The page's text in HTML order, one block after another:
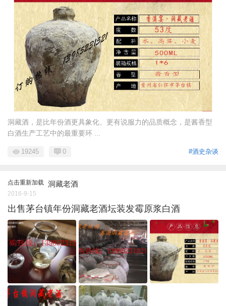
洞藏酒，是比年份酒更具象化、更有说服力的品质概念，是酱香型
白酒生产工艺中的最重要环 ...
#酒史杂谈
19245 0
点击重新加载 洞藏老酒
2016-9-15
出售茅台镇年份洞藏老酒坛装发霉原浆白酒